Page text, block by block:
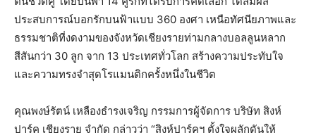
ประสบการณ์บอกรักบนฟ้าแบบ 360 องศา เหนือทัศนียภาพและ
ธรรมชาติที่งดงามของจังหวัดเชียงรายท่ามกลางบอลลูนหลาก
สีสันกว่า 30 ลูก จาก 13 ประเทศทั่วโลก สร้างความประทับใจ
และความทรงจำสุดโรแมนติกครั้งหนึ่งในชีวิต
คุณพงษ์รัตน์ เหลืองธำรงเจริญ กรรมการผู้จัดการ บริษัท สิงห์
ปาร์ค เชียงราย จำกัด กล่าวว่า “สิงห์ปาร์คฯ ตั้งใจผลักดันให้